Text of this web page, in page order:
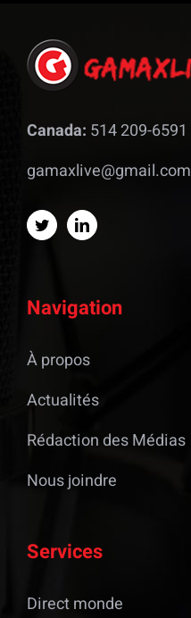
Canada: 514 209-6591
gamaxlive@gmail.com
Navigation
À propos
Actualités
Rédaction des Médias
Nous joindre
Services
Direct monde